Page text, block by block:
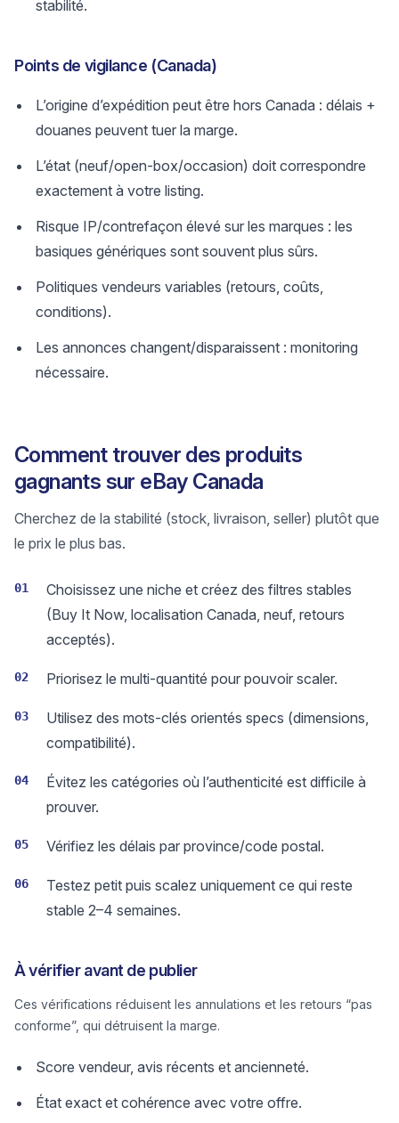
stabilité.
Points de vigilance (Canada)
L’origine d’expédition peut être hors Canada : délais +
douanes peuvent tuer la marge.
L’état (neuf/open-box/occasion) doit correspondre
exactement à votre listing.
Risque IP/contrefaçon élevé sur les marques : les
basiques génériques sont souvent plus sûrs.
Politiques vendeurs variables (retours, coûts,
conditions).
Les annonces changent/disparaissent : monitoring
nécessaire.
Comment trouver des produits
gagnants sur eBay Canada
Cherchez de la stabilité (stock, livraison, seller) plutôt que
le prix le plus bas.
01
Choisissez une niche et créez des filtres stables
(Buy It Now, localisation Canada, neuf, retours
acceptés).
02 Priorisez le multi-quantité pour pouvoir scaler.
03
Utilisez des mots-clés orientés specs (dimensions,
compatibilité).
04
Évitez les catégories où l’authenticité est difficile à
prouver.
05 Vérifiez les délais par province/code postal.
06
Testez petit puis scalez uniquement ce qui reste
stable 2–4 semaines.
À vérifier avant de publier
Ces vérifications réduisent les annulations et les retours “pas
conforme”, qui détruisent la marge.
Score vendeur, avis récents et ancienneté.
État exact et cohérence avec votre offre.